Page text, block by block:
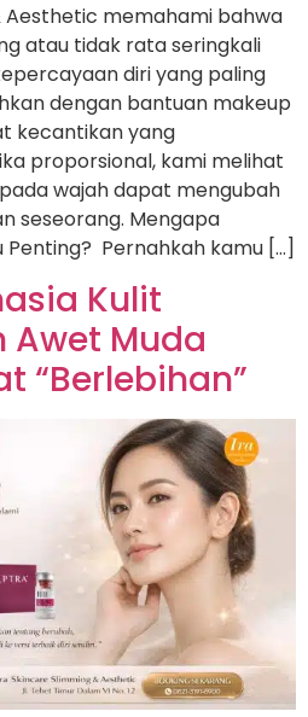
Aesthetic memahami bahwa
atau tidak rata seringkali
diri yang paling
dengan bantuan makeup
kecantikan yang
proporsional, kami melihat
wajah dapat mengubah
seseorang. Mengapa
Penting? Pernahkah kamu […]
Kulit
Awet Muda
“Berlebihan”